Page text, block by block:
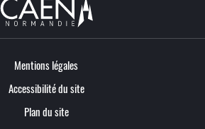
Mentions légales
Accessibilité du site
Plan du site